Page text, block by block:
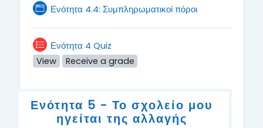
Ενότητα 4.4: Συμπληρωματικοί πόροιPage
Ενότητα 4 Quiz
View
Receive a grade
Ενότητα 5 - Το σχολείο μου
ηγείται της αλλαγής